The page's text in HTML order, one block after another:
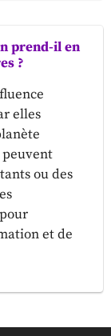
prend-il en
?
elles
peuvent
ou des
et de